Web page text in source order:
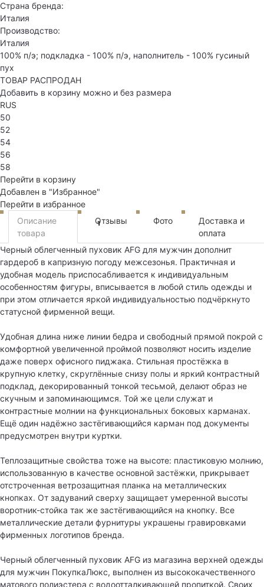
Страна бренда:
Италия
Производство:
Италия
100% п/э; подкладка - 100% п/э, наполнитель - 100% гусиный
пух
ТОВАР РАСПРОДАН
Добавить в корзину можно и без размера
RUS
50
52
54
56
58
Перейти в корзину
Добавлен в "Избранное"
Перейти в избранное
Описание
товара
Отзывы
1 Фото
Доставка и
оплата
Черный облегченный пуховик AFG для мужчин дополнит
гардероб в капризную погоду межсезонья. Практичная и
удобная модель приспосабливается к индивидуальным
особенностям фигуры, вписывается в любой стиль одежды и
при этом отличается яркой индивидуальностью подчёркнуто
статусной фирменной вещи.
Удобная длина ниже линии бедра и свободный прямой покрой с
комфортной увеличенной проймой позволяют носить изделие
даже поверх офисного пиджака. Стильная простёжка в
крупную клетку, скруглённые снизу полы и яркий контрастный
подклад, декорированный тонкой тесьмой, делают образ не
скучным и запоминающимся. Той же цели служат и
контрастные молнии на функциональных боковых карманах.
Ещё один надёжно застёгивающийся карман под документы
предусмотрен внутри куртки.
Теплозащитные свойства тоже на высоте: пластиковую молнию,
использованную в качестве основной застёжки, прикрывает
отстроченная ветрозащитная планка на металлических
кнопках. От задуваний сверху защищает умеренной высоты
воротник-стойка так же застёгивающийся на кнопку. Все
металлические детали фурнитуры украшены гравировками
фирменных логотипов бренда.
Черный облегченный пуховик AFG из магазина верхней одежды
для мужчин ПокупкаЛюкс, выполнен из высококачественного
матового полиэстера с водоотталкивающей пропиткой. Своих